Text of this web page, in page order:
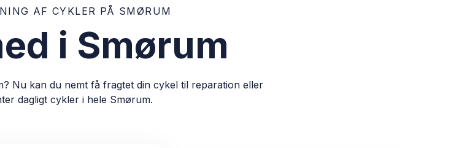
AF CYKLER PÅ SMØRUM
i Smørum
Nu kan du nemt få fragtet din cykel til reparation eller
dagligt cykler i hele Smørum.